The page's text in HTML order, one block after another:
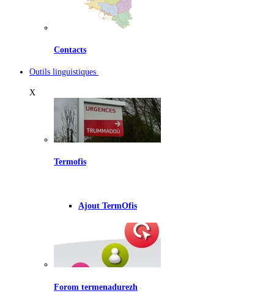
Contacts
Outils linguistiques
X
Termofis
Ajout TermOfis
Forom termenadurezh